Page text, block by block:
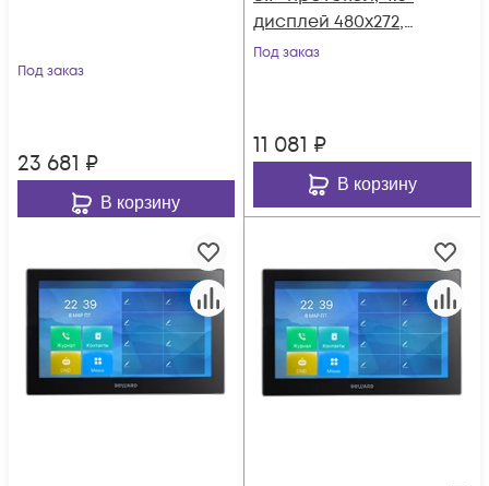
Под заказ
23 681 ₽
В корзину
дисплей 480x272,
Wi-Fi, PoE, 12В(DC),
Под заказ
11 081 ₽
В корзину